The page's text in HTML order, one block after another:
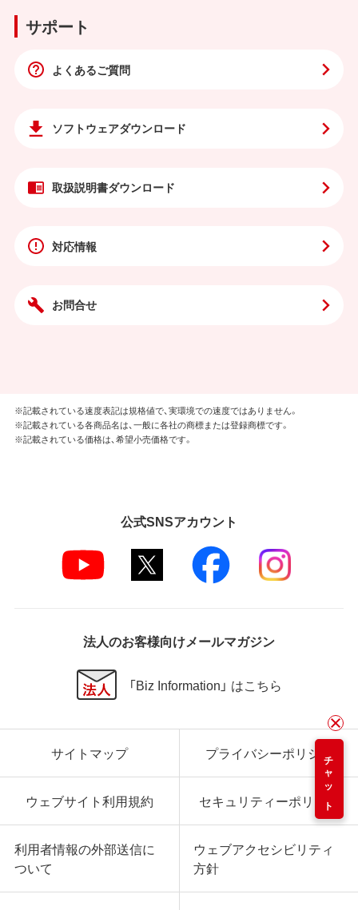
サポート
よくあるご質問
ソフトウェアダウンロード
取扱説明書ダウンロード
対応情報
お問合せ
チャット
※記載されている速度表記は規格値で、実環境での速度ではありません。
※記載されている各商品名は、一般に各社の商標または登録商標です。
※記載されている価格は、希望小売価格です。
公式SNSアカウント
法人のお客様向けメールマガジン
「Biz Information」 はこちら
サイトマップ プライバシーポリシー
ウェブサイト利用規約 セキュリティーポリシー
利用者情報の外部送信に
ついて
ウェブアクセシビリティ
方針